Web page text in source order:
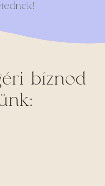
bíznod